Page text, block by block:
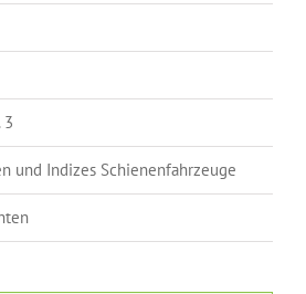
3
und Indizes Schienenfahrzeuge